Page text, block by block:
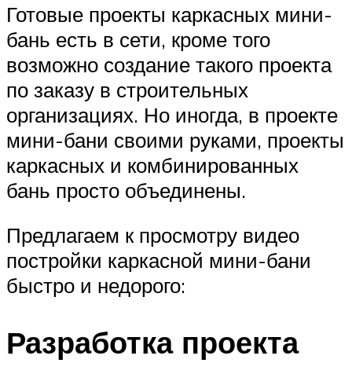
Готовые проекты каркасных мини-
бань есть в сети, кроме того
возможно создание такого проекта
по заказу в строительных
организациях. Но иногда, в проекте
мини-бани своими руками, проекты
каркасных и комбинированных
бань просто объединены.
Предлагаем к просмотру видео
постройки каркасной мини-бани
быстро и недорого:
Разработка проекта